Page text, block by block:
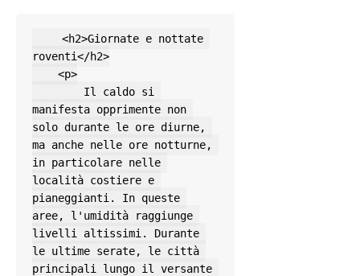
roventi</h2>
manifesta opprimente non
solo durante le ore diurne,
ma anche nelle ore notturne,
in particolare nelle
località costiere e
pianeggianti. In queste
aree, l'umidità raggiunge
livelli altissimi. Durante
le ultime serate, le città
principali lungo il versante